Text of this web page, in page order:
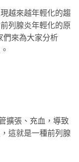
越來越年輕化的趨
列腺炎年輕化的原
們來為大家分析
張、充血，導致
這就是一種前列腺